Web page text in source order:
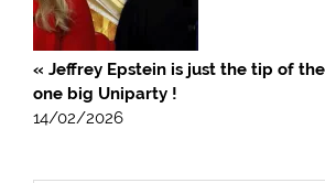
« Jeffrey Epstein is just the tip of
one big Uniparty !
14/02/2026